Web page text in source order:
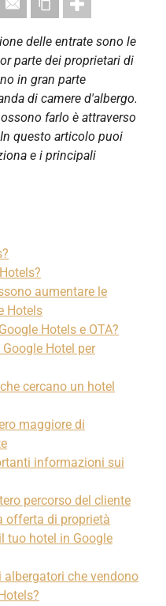
delle entrate sono le
parte dei proprietari di
in gran parte
di camere d'albergo.
farlo è attraverso
questo articolo puoi
e i principali
aumentare le
Hotels
Hotels e OTA?
Hotel per
cercano un hotel
maggiore di
informazioni sui
percorso del cliente
offerta di proprietà
tuo hotel in Google
che vendono